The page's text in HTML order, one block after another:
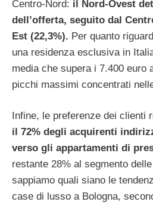
Centro-Nord: il Nord-Ovest
dell’offerta, seguito dal
Est (22,3%). Per quanto
una residenza esclusiva in
media che supera i 7.400 euro
picchi massimi concentrati
Infine, le preferenze dei clienti
il 72% degli acquirenti
verso gli appartamenti di
restante 28% al segmento
sappiamo quali siano le
case di lusso a Bologna,